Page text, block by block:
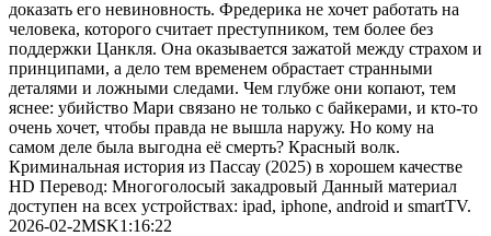
доказать его невиновность. Фредерика не хочет работать на
человека, которого считает преступником, тем более без
поддержки Цанкля. Она оказывается зажатой между страхом и
принципами, а дело тем временем обрастает странными
деталями и ложными следами. Чем глубже они копают, тем
яснее: убийство Мари связано не только с байкерами, и кто-то
очень хочет, чтобы правда не вышла наружу. Но кому на
самом деле была выгодна её смерть? Красный волк.
Криминальная история из Пассау (2025) в хорошем качестве
HD Перевод: Многоголосый закадровый Данный материал
доступен на всех устройствах: ipad, iphone, android и smartTV.
2026-02-2MSK1:16:22